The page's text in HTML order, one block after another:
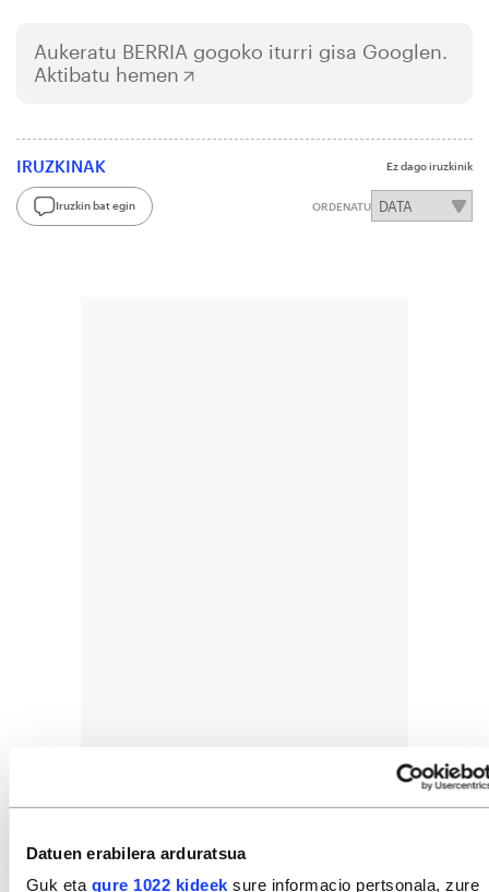
Datuen erabilera arduratsua
Guk eta gure 1022 kideek sure informacio pertsonala, zure
Aukeratu BERRIA gogoko iturri gisa Googlen.
Aktibatu hemen
IRUZKINAK Ez dago iruzkinik
Iruzkin bat egin ORDENATU